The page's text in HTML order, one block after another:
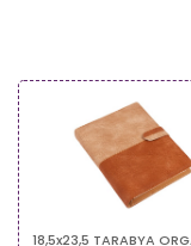
18,5x23,5 TARABYA